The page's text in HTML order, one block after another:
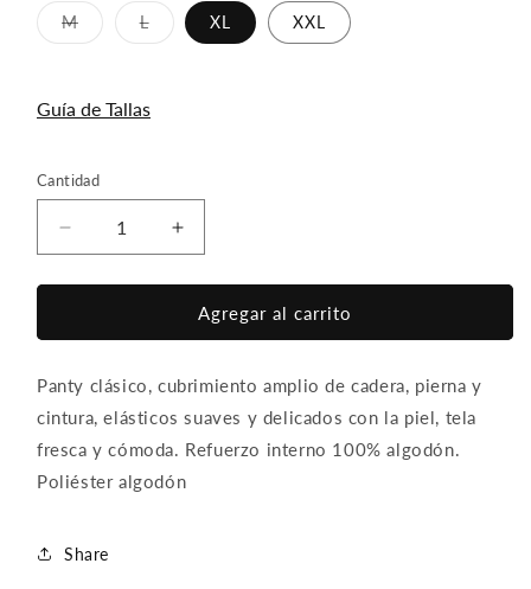
M
Variante
disponible
L
Variante
disponible
XL XXL
Guía de Tallas
Cantidad
Reducir
cantidad
para
CLASICO
RINA
8584
Aumentar
cantidad
para
PANTY
CLASICO
RINA
8584
Agregar al carrito
Panty clásico, cubrimiento amplio de cadera, pierna y
cintura, elásticos suaves y delicados con la piel, tela
fresca y cómoda. Refuerzo interno 100% algodón.
Poliéster algodón
Share